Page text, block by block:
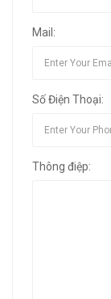
Mail:
Số Điện Thoại:
Thông điệp: